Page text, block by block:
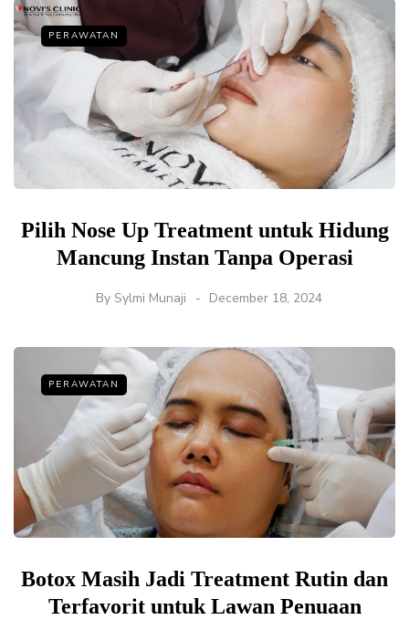
PERAWATAN
Pilih Nose Up Treatment untuk Hidung
Mancung Instan Tanpa Operasi
By Sylmi Munaji December 18, 2024
PERAWATAN
Botox Masih Jadi Treatment Rutin dan
Terfavorit untuk Lawan Penuaan